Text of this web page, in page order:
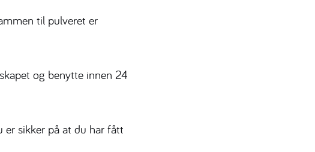
til pulveret er
og benytte innen 24
sikker på at du har fått